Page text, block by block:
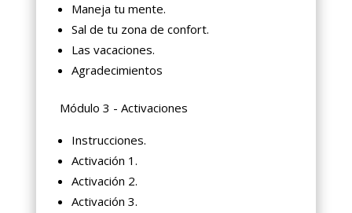
Maneja tu mente.
Sal de tu zona de confort.
Las vacaciones.
Agradecimientos
Módulo 3 - Activaciones
Instrucciones.
Activación 1.
Activación 2.
Activación 3.